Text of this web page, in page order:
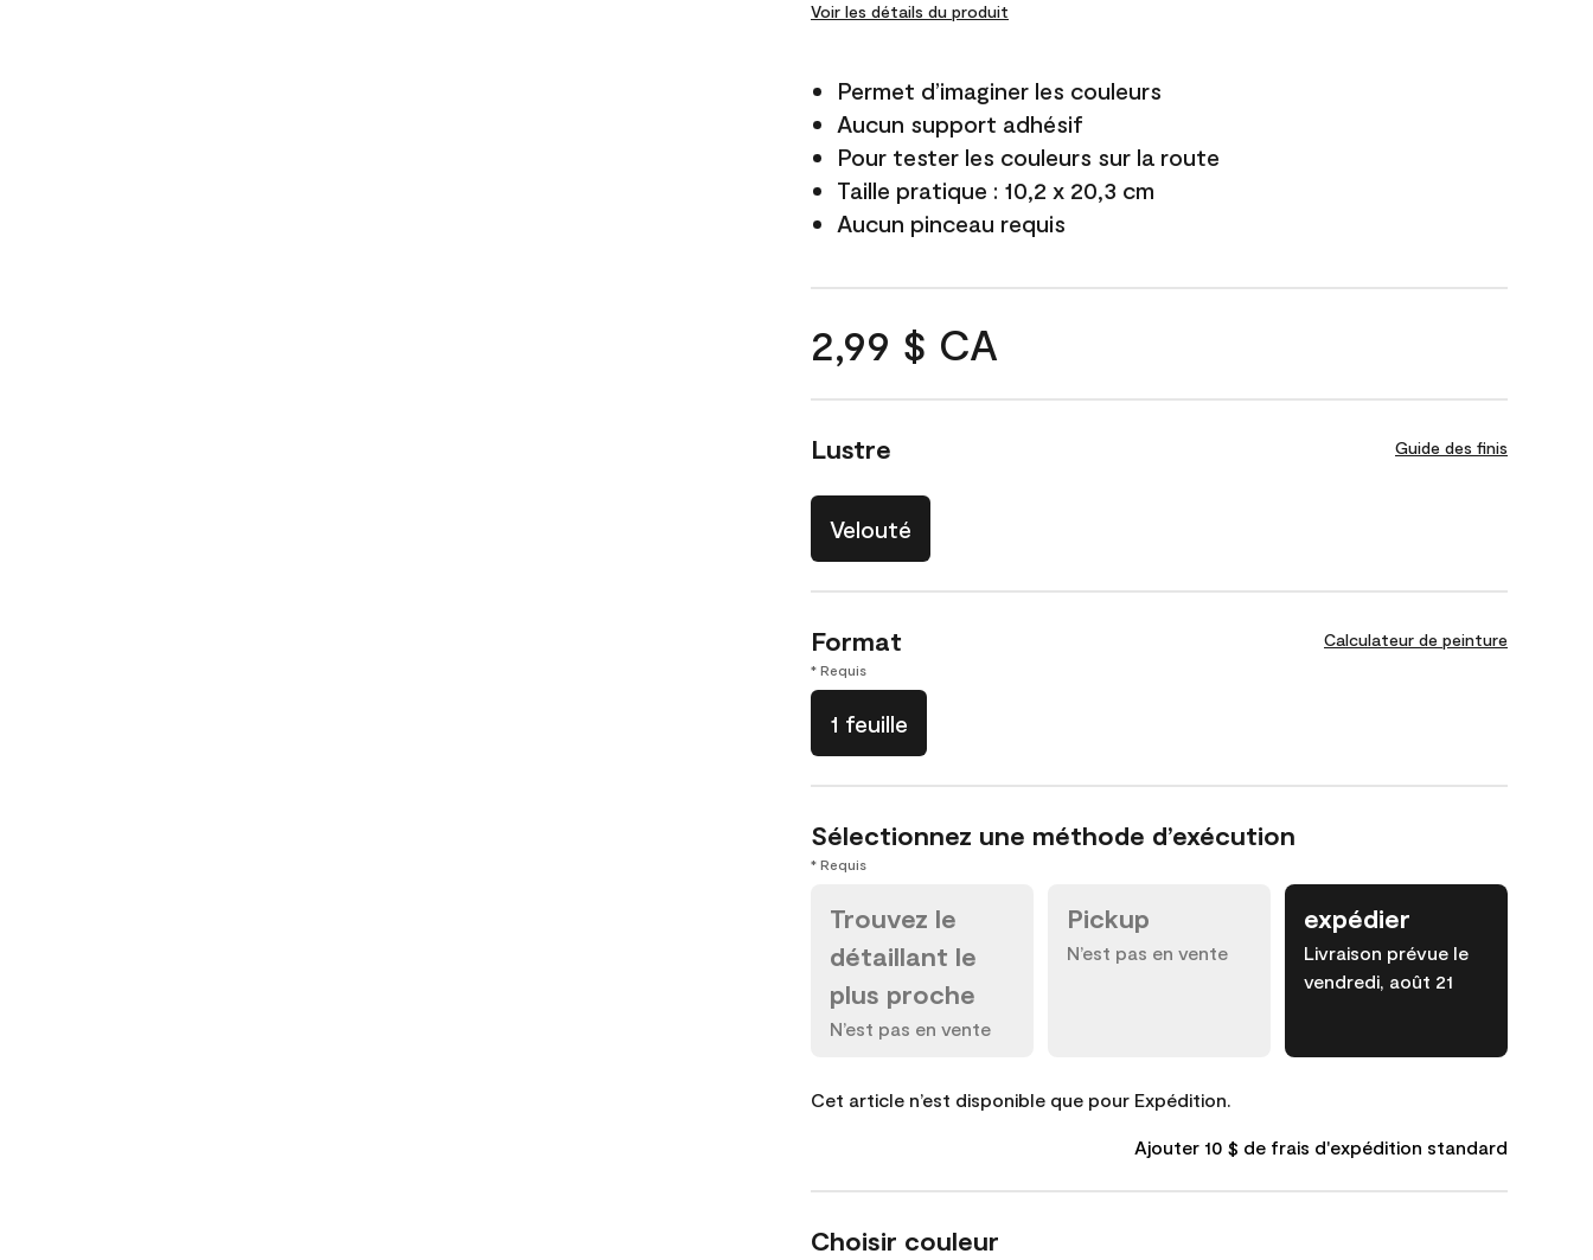
Voir les détails du produit
Permet d’imaginer les couleurs
Aucun support adhésif
Pour tester les couleurs sur la route
Taille pratique : 10,2 x 20,3 cm
Aucun pinceau requis
2,99 $ CA
Lustre Guide des finis
Velouté
Format Calculateur de peinture
* Requis
1 feuille
Sélectionnez une méthode d’exécution
* Requis
Trouvez le
détaillant le
plus proche
N’est pas en vente
Pickup
N’est pas en vente
expédier
Livraison prévue le
vendredi, août 21
Cet article n’est disponible que pour Expédition.
Ajouter 10 $ de frais d'expédition standard
Choisir couleur